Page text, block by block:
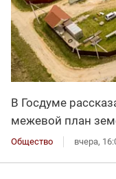
В Госдуме
межевой план
Общество вчера,